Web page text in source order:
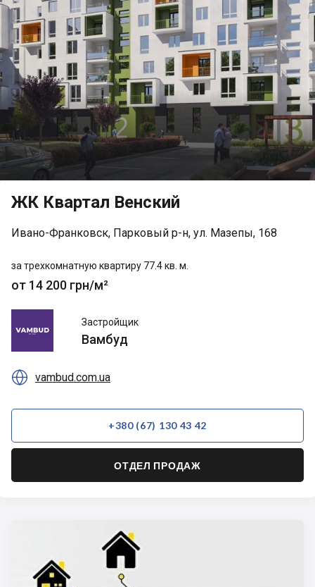
ЖК Квартал Венский
Ивано-Франковск, Парковый р-н, ул. Мазепы, 168
за трехкомнатную квартиру 77.4 кв. м.
от 14 200 грн/м²
Застройщик
Вамбуд
 vambud.com.ua
+380 (67) 130 43 42
ОТДЕЛ ПРОДАЖ